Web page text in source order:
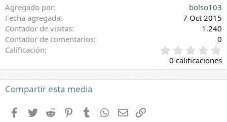
Agregado por
bolso103
Fecha agregada
7 Oct 2015
Contador de visitas
1.240
Contador de comentarios
0
Calificación
,
0
0
0 calificaciones
Compartir esta media
Facebook
Twitter Reddit PinterestTumblr WhatsApp
E-mail